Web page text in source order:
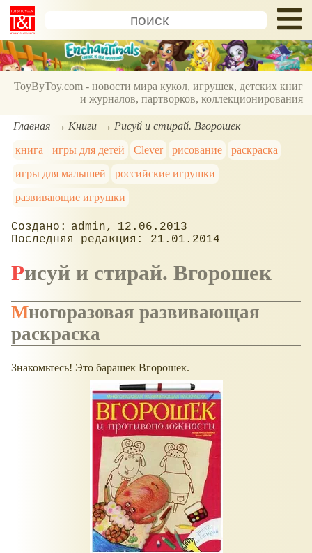
ToyByToy.com - новости мира кукол, игрушек, детских книг
и журналов, партворков, коллекционирования
Главная Книги
Рисуй и стирай. Вгорошек
книга
игры для детей Clever рисование
раскраска
игры для малышей
российские игрушки
развивающие игрушки
admin
12.06.2013
21.01.2014
Рисуй и стирай. Вгорошек
Многоразовая развивающая
раскраска
Знакомьтесь! Это барашек Вгорошек.